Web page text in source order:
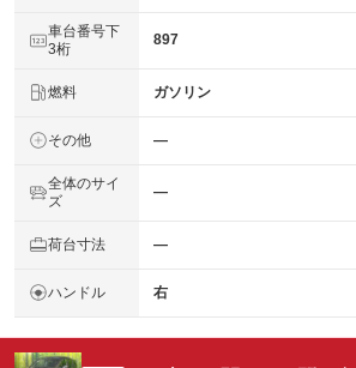
車台番号下
3桁
897
燃料 ガソリン
その他 ―
全体のサイ
ズ
―
荷台寸法 ―
ハンドル 右